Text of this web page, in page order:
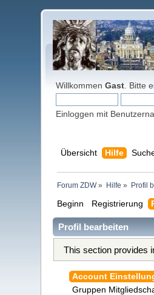
WillkommenGast . Bitte
Einloggen mit
Übersicht Hilfe
Forum ZDW» Hilfe » Profil
Beginn Registrierung
Profil bearbeiten
This section provides
Account
Gruppen